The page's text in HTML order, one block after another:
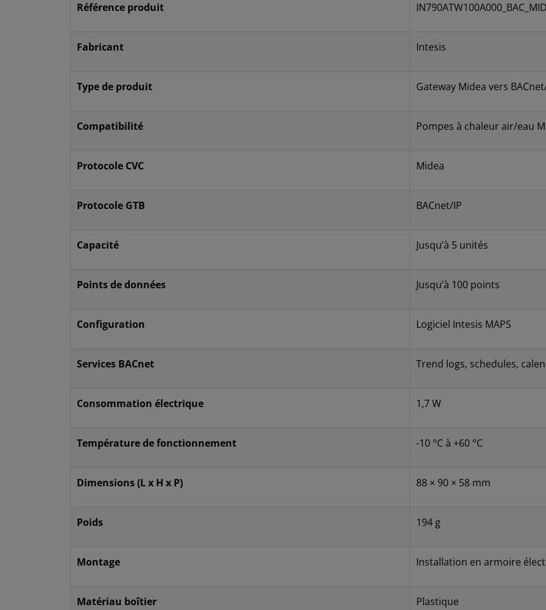
Référence produit
Fabricant Intesis
Type de produit Gateway Midea vers
Compatibilité Pompes à chaleur air/eau
Protocole CVC Midea
Protocole GTB BACnet/IP
Capacité Jusqu’à 5 unités
Points de données Jusqu’à 100 points
Configuration Logiciel Intesis MAPS
Services BACnet Trend logs, schedules,
Consommation électrique 1,7 W
Température de fonctionnement -10 °C à +60 °C
Dimensions (L x H x P) 88 × 90 × 58 mm
Poids 194 g
Montage Installation en armoire
Matériau boîtier Plastique